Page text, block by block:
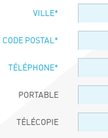
VILLE*
CODE POSTAL*
TÉLÉPHONE*
PORTABLE
TÉLÉCOPIE